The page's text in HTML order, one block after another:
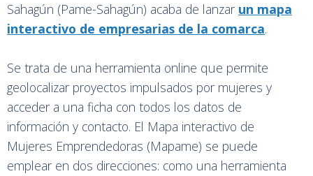
Sahagún (Pame-Sahagún) acaba de lanzar un mapa
interactivo de empresarias de la comarca.
Se trata de una herramienta online que permite
geolocalizar proyectos impulsados por mujeres y
acceder a una ficha con todos los datos de
información y contacto. El Mapa interactivo de
Mujeres Emprendedoras (Mapame) se puede
emplear en dos direcciones: como una herramienta